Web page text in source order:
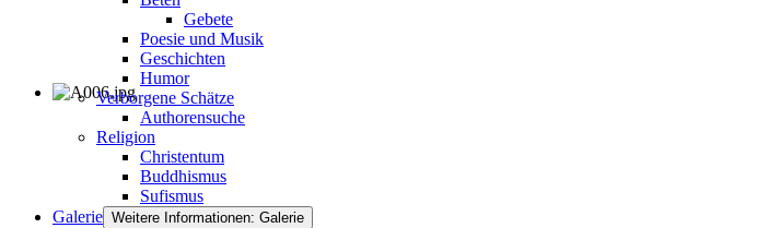
Gebete
Poesie und Musik
Geschichten
Humor
Verborgene Schätze
Authorensuche
Religion
Christentum
Buddhismus
Sufismus
Galerie Weitere Informationen: Galerie